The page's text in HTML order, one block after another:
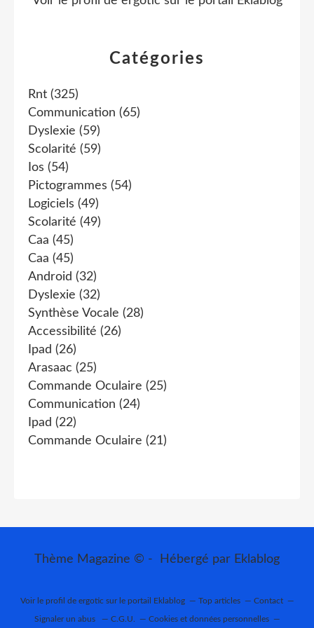
Catégories
Rnt (325)
Communication (65)
Dyslexie (59)
Scolarité (59)
Ios (54)
Pictogrammes (54)
Logiciels (49)
Scolarité (49)
Caa (45)
Caa (45)
Android (32)
Dyslexie (32)
Synthèse Vocale (28)
Accessibilité (26)
Ipad (26)
Arasaac (25)
Commande Oculaire (25)
Communication (24)
Ipad (22)
Commande Oculaire (21)
Thème Magazine © - Hébergé par Eklablog
Voir le profil de ergotic sur le portail Eklablog Top articles Contact
Signaler un abus C.G.U. Cookies et données personnelles